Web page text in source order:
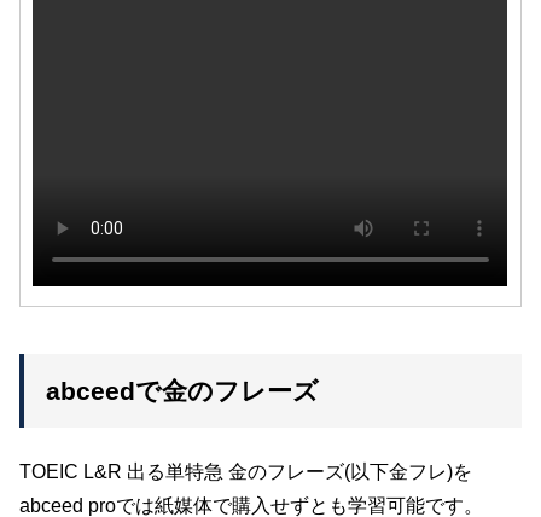
abceedで金のフレーズ
TOEIC L&R 出る単特急 金のフレーズ(以下金フレ)を
abceed proでは紙媒体で購入せずとも学習可能です。